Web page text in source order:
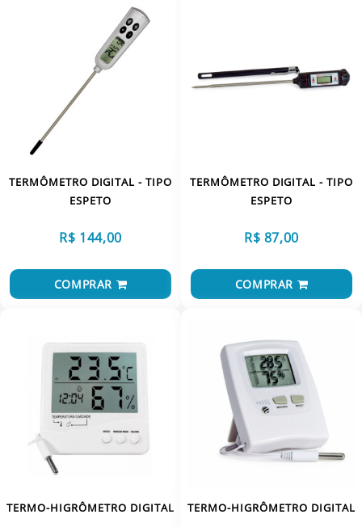
TERMÔMETRO DIGITAL - TIPO
ESPETO
R$ 144,00
COMPRAR
TERMÔMETRO DIGITAL - TIPO
ESPETO
R$ 87,00
COMPRAR
TERMO-HIGRÔMETRO DIGITAL TERMO-HIGRÔMETRO DIGITAL